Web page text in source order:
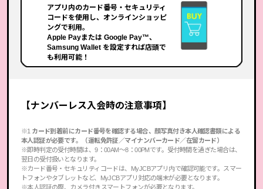
アプリ内のカード番号・セキュリティ
コードを使用し、オンラインショッピ
ングで利用。
Apple Payまたは Google Pay™、
Samsung Wallet を設定すれば店頭で
も利用可能！
【ナンバーレス入会時の注意事項】
※1 カード到着前にカード番号を確認する場合、顔写真付き本人確認書類による
本人認証が必要です。（運転免許証／マイナンバーカード／在留カード）
※即時判定の受付時間は、9：00AM〜8：00PMです。受付時間を過ぎた場合は、
翌日の受付扱いとなります。
※カード番号・セキュリティコードは、MyJCBアプリ内で確認可能です。スマー
トフォンやタブレットなど、MyJCBアプリ対応の端末が必要となります。
※本人認証の際、カメラ付きスマートフォンが必要となります。